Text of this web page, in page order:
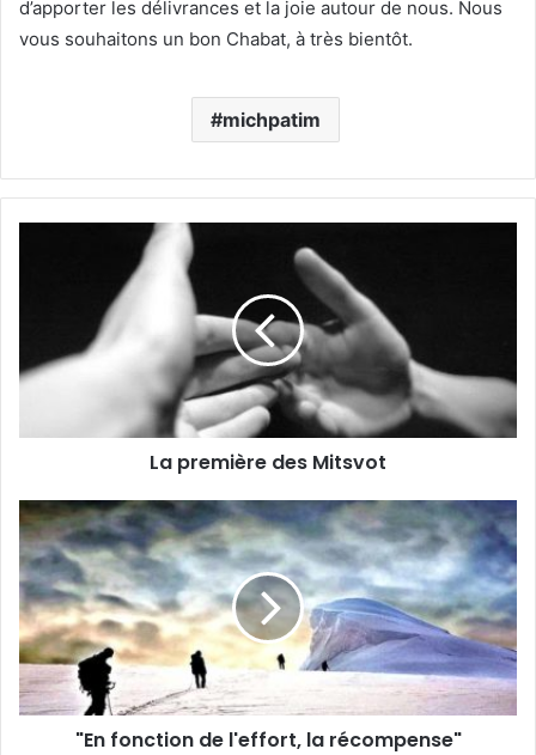
d’apporter les délivrances et la joie autour de nous. Nous
vous souhaitons un bon Chabat, à très bientôt.
michpatim
La première des Mitsvot
"En fonction de l'effort, la récompense"